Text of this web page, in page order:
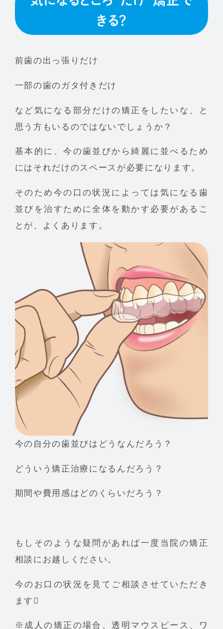
きる？
前歯の出っ張りだけ
一部の歯のガタ付きだけ
など気になる部分だけの矯正をしたいな、と
思う方もいるのではないでしょうか？
基本的に、今の歯並びから綺麗に並べるため
にはそれだけのスペースが必要になります。
そのため今の口の状況によっては気になる歯
並びを治すために全体を動かす必要があるこ
とが、よくあります。
今の自分の歯並びはどうなんだろう？
どういう矯正治療になるんだろう？
期間や費用感はどのくらいだろう？
もしそのような疑問があれば一度当院の矯正
相談にお越しください。
今のお口の状況を見てご相談させていただき
ます
※成人の矯正の場合、透明マウスピース、ワ